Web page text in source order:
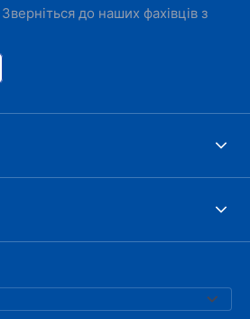
до наших фахівців з